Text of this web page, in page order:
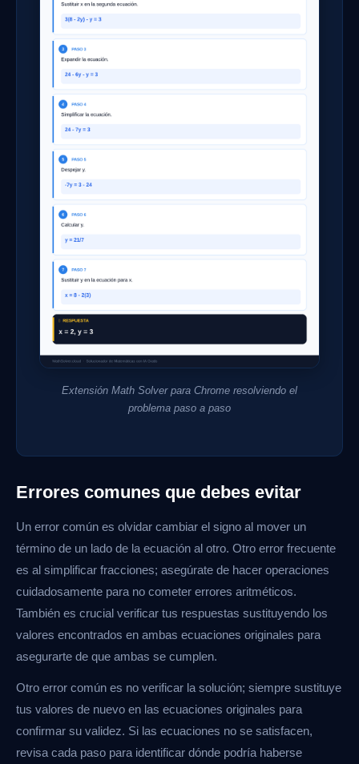
Extensión Math Solver para Chrome resolviendo el
problema paso a paso
Errores comunes que debes evitar
Un error común es olvidar cambiar el signo al mover un
término de un lado de la ecuación al otro. Otro error frecuente
es al simplificar fracciones; asegúrate de hacer operaciones
cuidadosamente para no cometer errores aritméticos.
También es crucial verificar tus respuestas sustituyendo los
valores encontrados en ambas ecuaciones originales para
asegurarte de que ambas se cumplen.
Otro error común es no verificar la solución; siempre sustituye
tus valores de nuevo en las ecuaciones originales para
confirmar su validez. Si las ecuaciones no se satisfacen,
revisa cada paso para identificar dónde podría haberse